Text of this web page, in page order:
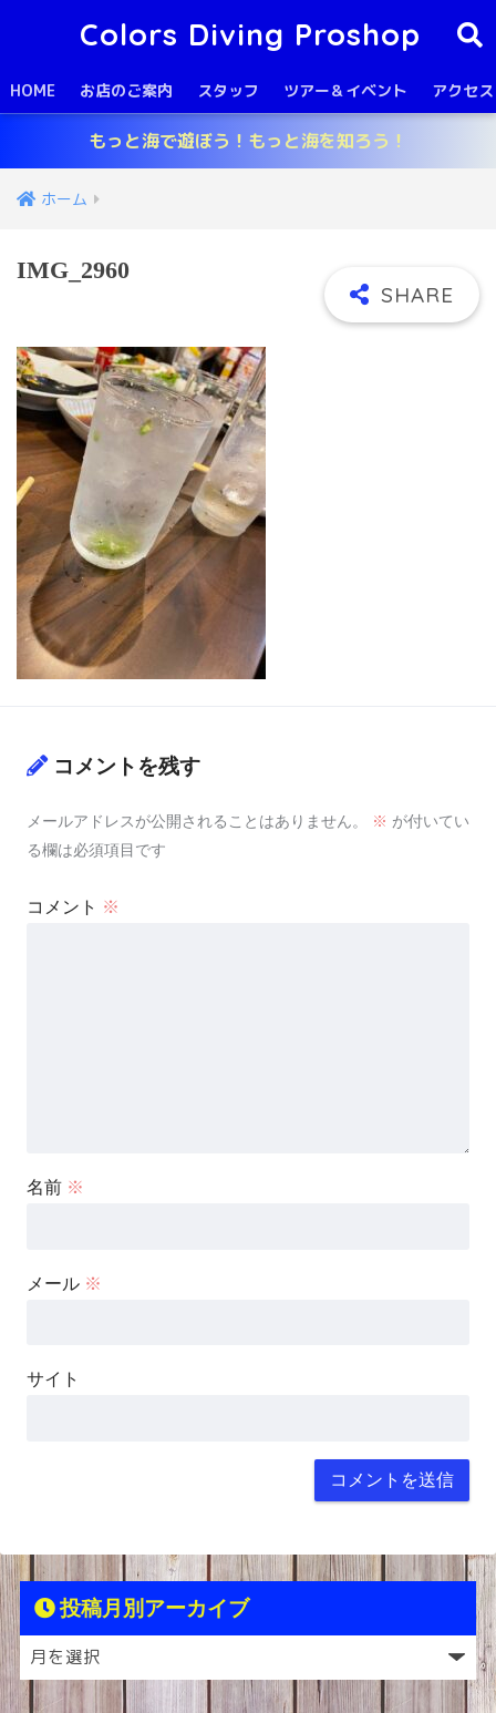
Colors Diving Proshop
HOME お店のご案内 スタッフ ツアー＆イベント アクセス
もっと海で遊ぼう！もっと海を知ろう！
ホーム
IMG_2960
コメントを残す
メールアドレスが公開されることはありません。 ※ が付いてい
る欄は必須項目です
コメント ※
名前 ※
メール ※
サイト
投稿月別アーカイブ